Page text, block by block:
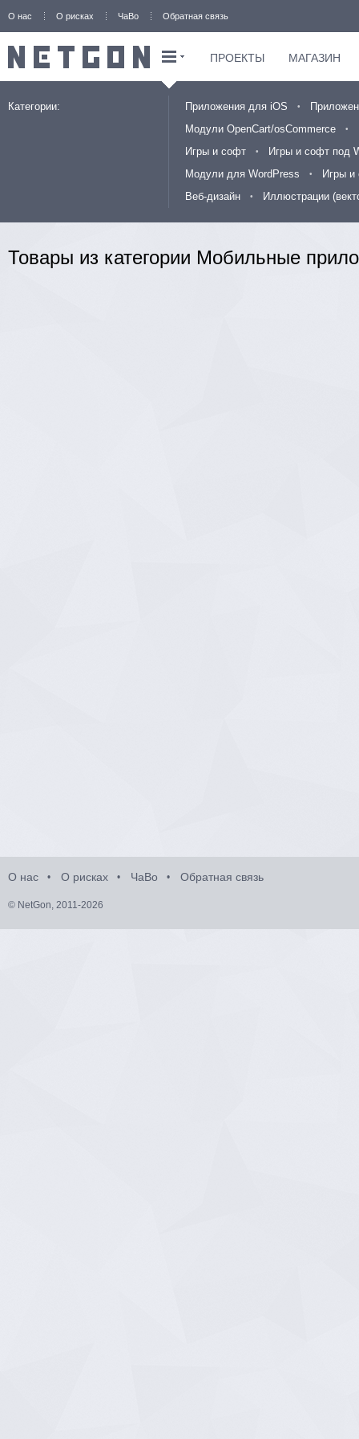
О нас О рисках ЧаВо Обратная связь
ПРОЕКТЫ МАГАЗИН
Категории: Приложения для iOS
Модули OpenCart/osCommerce
Игры и софт
Игры и софт под
Модули для WordPress
Игры
Веб-дизайн
Иллюстрации
Товары из категории Мобильные
О нас О рисках ЧаВо Обратная связь
© NetGon, 2011-2026